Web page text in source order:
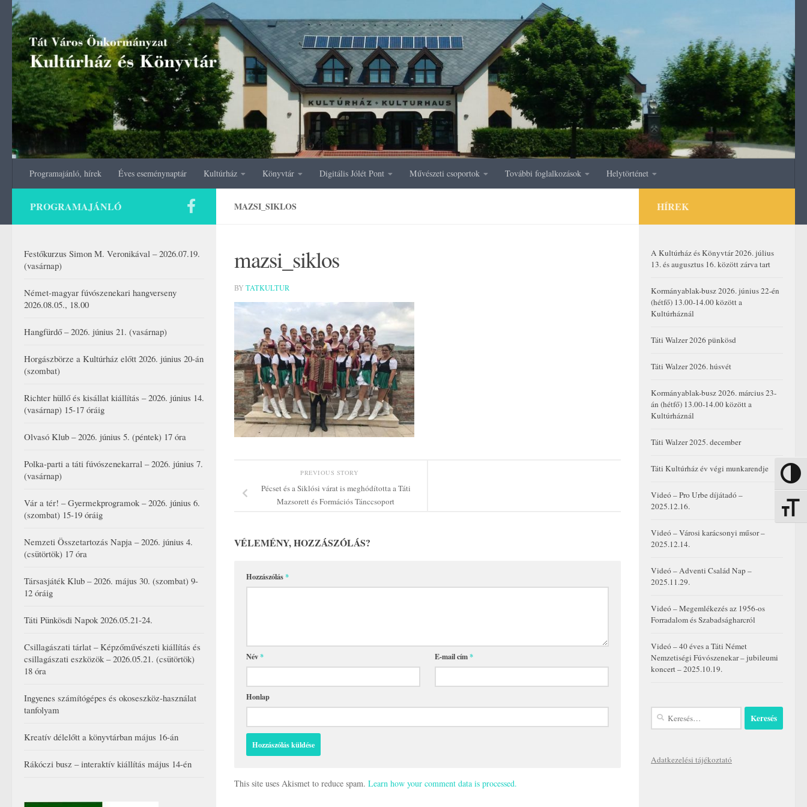
Nagy
Skip to content
Programajánló, hírek Éves eseménynaptár Kultúrház Könyvtár Digitális Jólét Pont Művészeti csoportok További foglalkozások Helytörténet
MAZSI_SIKLOS
mazsi_siklos
BY TATKULTUR
PREVIOUS STORY
Pécset és a Siklósi várat is meghódította a Táti
Mazsorett és Formációs Tánccsoport
VÉLEMÉNY, HOZZÁSZÓLÁS?
Hozzászólás*
Név* E-mail cím*
Honlap
This site uses Akismet to reduce spam. Learn how your comment data is processed.
PROGRAMAJÁNLÓ
Festőkurzus Simon M. Veronikával – 2026.07.19.
(vasárnap)
Német-magyar fúvószenekari hangverseny
2026.08.05., 18.00
Hangfürdő – 2026. június 21. (vasárnap)
Horgászbörze a Kultúrház előtt 2026. június 20-án
(szombat)
Richter hüllő és kisállat kiállítás – 2026. június 14.
(vasárnap) 15-17 óráig
Olvasó Klub – 2026. június 5. (péntek) 17 óra
Polka-parti a táti fúvószenekarral – 2026. június 7.
(vasárnap)
Vár a tér! – Gyermekprogramok – 2026. június 6.
(szombat) 15-19 óráig
Nemzeti Összetartozás Napja – 2026. június 4.
(csütörtök) 17 óra
Társasjáték Klub – 2026. május 30. (szombat) 9-
12 óráig
Táti Pünkösdi Napok 2026.05.21-24.
Csillagászati tárlat – Képzőművészeti kiállítás és
csillagászati eszközök – 2026.05.21. (csütörtök)
18 óra
Ingyenes számítógépes és okoseszköz-használat
tanfolyam
Kreatív délelőtt a könyvtárban május 16-án
Rákóczi busz – interaktív kiállítás május 14-én
HÍREK
A Kultúrház és Könyvtár 2026. július
13. és augusztus 16. között zárva tart
Kormányablak-busz 2026. június 22-én
(hétfő) 13.00-14.00 között a
Kultúrháznál
Táti Walzer 2026 pünkösd
Táti Walzer 2026. húsvét
Kormányablak-busz 2026. március 23-
án (hétfő) 13.00-14.00 között a
Kultúrháznál
Táti Walzer 2025. december
Táti Kultúrház év végi munkarendje
Videó – Pro Urbe díjátadó –
2025.12.16.
Videó – Városi karácsonyi műsor –
2025.12.14.
Videó – Adventi Család Nap –
2025.11.29.
Videó – Megemlékezés az 1956-os
Forradalom és Szabadságharcról
Videó – 40 éves a Táti Német
Nemzetiségi Fúvószenekar – jubileumi
koncert – 2025.10.19.
Keresés:
Adatkezelési tájékoztató